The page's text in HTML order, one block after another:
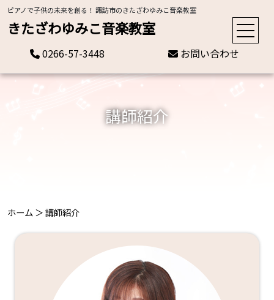
ピアノで子供の未来を創る！ 諏訪市のきたざわゆみこ音楽教室
きたざわゆみこ音楽教室
0266-57-3448 お問い合わせ
講師紹介
ホーム ＞講師紹介